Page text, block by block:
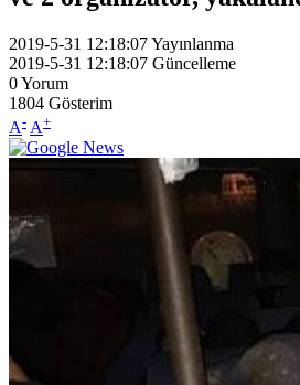
2019-5-31 12:18:07Yayınlanma
2019-5-31 12:18:07 Güncelleme
0Yorum
1804 Gösterim
A- A+